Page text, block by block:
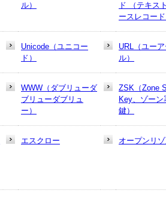
ル）
ド （テキス
ースレコード
Unicode（ユニコー
ド）
URL（ユー
ル）
WWW（ダブリューダ
ブリューダブリュ
ー）
ZSK（Zone
Key、ゾーン
鍵）
エスクロー オープンリ